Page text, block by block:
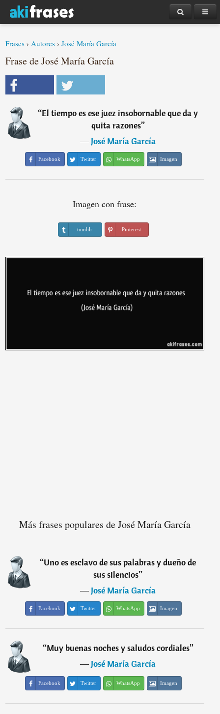
Frases ›Autores ›José María García
Frase de José María García
“El tiempo es ese juez insobornable que da y
quita razones”
―José María García
Facebook Twitter WhatsApp Imagen
Imagen con frase:
tumblr Pinterest
Más frases populares de José María García
“Uno es esclavo de sus palabras y dueño de
sus silencios”
―José María García
Facebook Twitter WhatsApp Imagen
“Muy buenas noches y saludos cordiales”
―José María García
Facebook Twitter WhatsApp Imagen